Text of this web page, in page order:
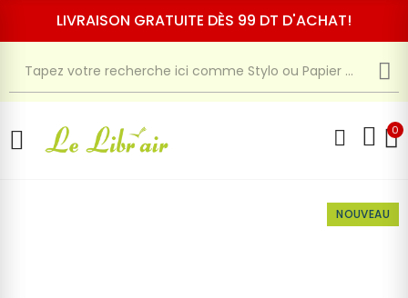
LIVRAISON GRATUITE DÈS 99 DT D'ACHAT!
0
NOUVEAU